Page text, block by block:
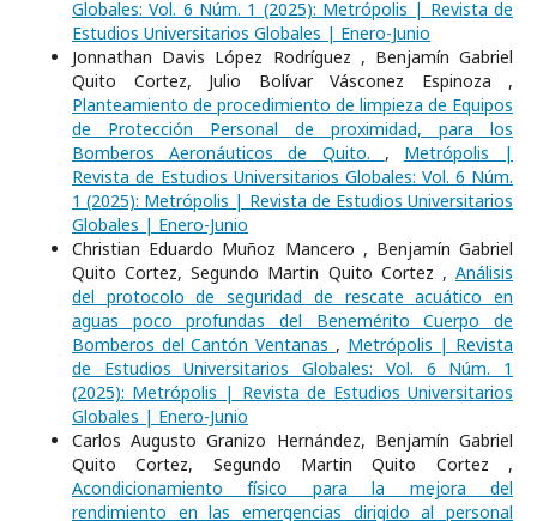
Globales: Vol. 6 Núm. 1 (2025): Metrópolis | Revista de
Estudios Universitarios Globales | Enero-Junio
Jonnathan Davis López Rodríguez , Benjamín Gabriel
Quito Cortez, Julio Bolívar Vásconez Espinoza ,
Planteamiento de procedimiento de limpieza de Equipos
de Protección Personal de proximidad, para los
Bomberos Aeronáuticos de Quito. , Metrópolis |
Revista de Estudios Universitarios Globales: Vol. 6 Núm.
1 (2025): Metrópolis | Revista de Estudios Universitarios
Globales | Enero-Junio
Christian Eduardo Muñoz Mancero , Benjamín Gabriel
Quito Cortez, Segundo Martin Quito Cortez , Análisis
del protocolo de seguridad de rescate acuático en
aguas poco profundas del Benemérito Cuerpo de
Bomberos del Cantón Ventanas , Metrópolis | Revista
de Estudios Universitarios Globales: Vol. 6 Núm. 1
(2025): Metrópolis | Revista de Estudios Universitarios
Globales | Enero-Junio
Carlos Augusto Granizo Hernández, Benjamín Gabriel
Quito Cortez, Segundo Martin Quito Cortez ,
Acondicionamiento físico para la mejora del
rendimiento en las emergencias dirigido al personal